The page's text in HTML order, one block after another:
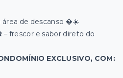
de descanso �☀️
– frescor e sabor direto do
EXCLUSIVO, COM: